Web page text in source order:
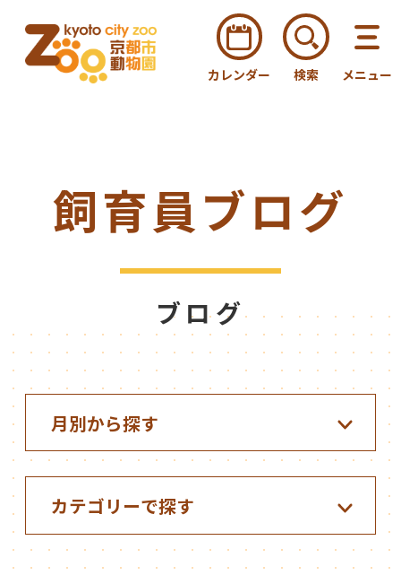
カレンダー 検索 メニュー
飼育員ブログ
ブログ